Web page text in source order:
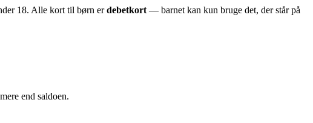
18. Alle kort til børn erdebetkort — barnet kan kun bruge det, der står på
end saldoen.